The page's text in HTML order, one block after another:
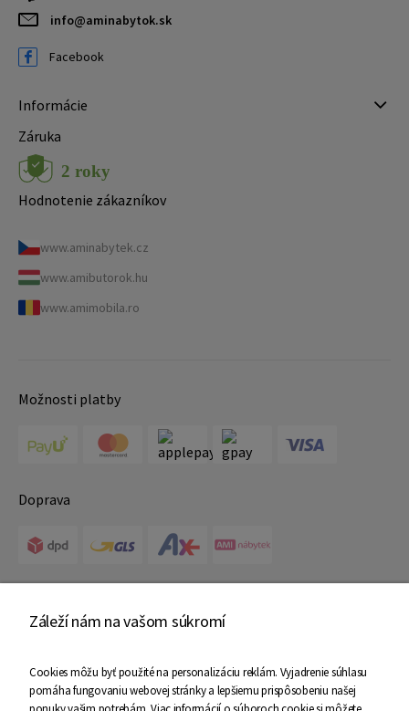
info@aminabytok.sk
Facebook
Informácie
Záruka
Hodnotenie zákazníkov
www.aminabytek.cz
www.amibutorok.hu
www.amimobila.ro
Možnosti platby
Doprava
Záleží nám na vašom súkromí
Cookies môžu byť použité na personalizáciu reklám. Vyjadrenie súhlasu
pomáha fungovaniu webovej stránky a lepšiemu prispôsobeniu našej